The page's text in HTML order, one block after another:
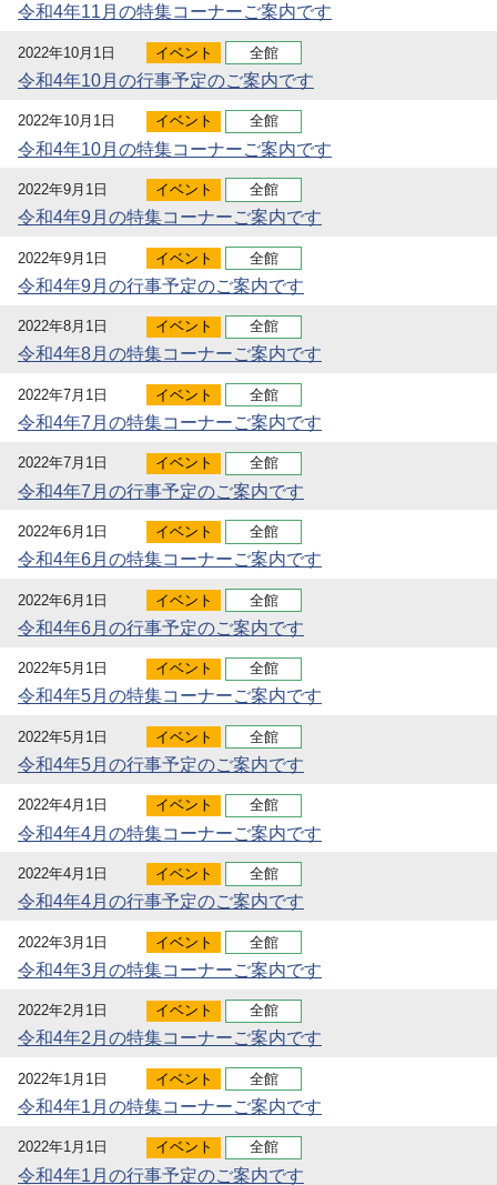
令和4年11月の特集コーナーご案内です
2022年10月1日 イベント 全館
令和4年10月の行事予定のご案内です
2022年10月1日 イベント 全館
令和4年10月の特集コーナーご案内です
2022年9月1日 イベント 全館
令和4年9月の特集コーナーご案内です
2022年9月1日 イベント 全館
令和4年9月の行事予定のご案内です
2022年8月1日 イベント 全館
令和4年8月の特集コーナーご案内です
2022年7月1日 イベント 全館
令和4年7月の特集コーナーご案内です
2022年7月1日 イベント 全館
令和4年7月の行事予定のご案内です
2022年6月1日 イベント 全館
令和4年6月の特集コーナーご案内です
2022年6月1日 イベント 全館
令和4年6月の行事予定のご案内です
2022年5月1日 イベント 全館
令和4年5月の特集コーナーご案内です
2022年5月1日 イベント 全館
令和4年5月の行事予定のご案内です
2022年4月1日 イベント 全館
令和4年4月の特集コーナーご案内です
2022年4月1日 イベント 全館
令和4年4月の行事予定のご案内です
2022年3月1日 イベント 全館
令和4年3月の特集コーナーご案内です
2022年2月1日 イベント 全館
令和4年2月の特集コーナーご案内です
2022年1月1日 イベント 全館
令和4年1月の特集コーナーご案内です
2022年1月1日 イベント 全館
令和4年1月の行事予定のご案内です